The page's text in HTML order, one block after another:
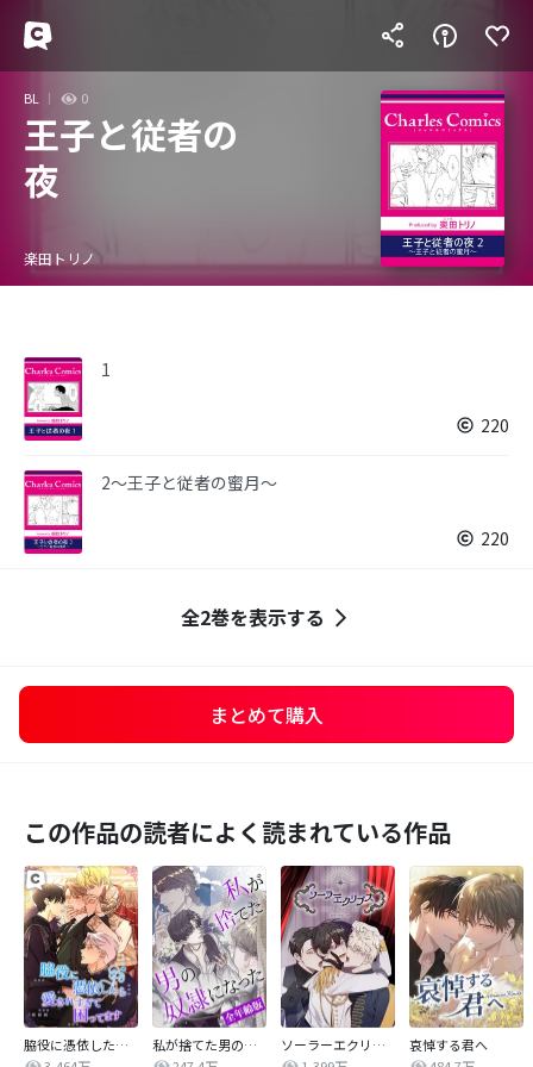
BL 0
王子と従者の
夜
楽田トリノ
1
220
2～王子と従者の蜜月～
220
全2巻を表示する
まとめて購入
この作品の読者によく読まれている作品
脇役に憑依したら愛されすぎて困ってます
私が捨てた男の奴隷になった【全年齢版】
ソーラーエクリプス
哀悼する君へ